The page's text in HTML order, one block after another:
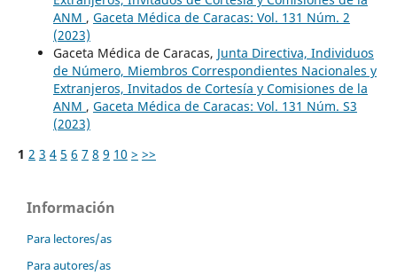
ANM , Gaceta Médica de Caracas: Vol. 131 Núm. 2
(2023)
Gaceta Médica de Caracas, Junta Directiva, Individuos
de Número, Miembros Correspondientes Nacionales y
Extranjeros, Invitados de Cortesía y Comisiones de la
ANM , Gaceta Médica de Caracas: Vol. 131 Núm. S3
(2023)
1 2 3 4 5 6 7 8 9 10 > >>
Información
Para lectores/as
Para autores/as